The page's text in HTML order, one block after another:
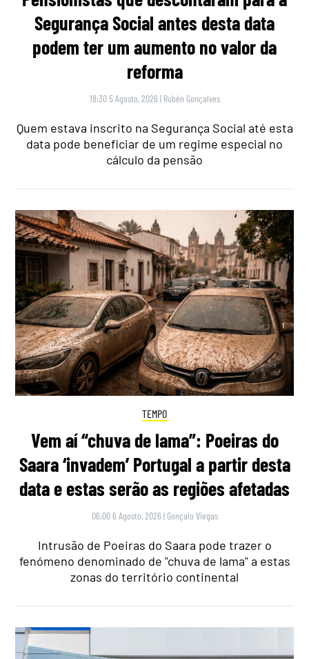
Segurança Social antes desta data
podem ter um aumento no valor da
reforma
18:30 5 Agosto, 2026 | Rubén Gonçalves
Quem estava inscrito na Segurança Social até esta
data pode beneficiar de um regime especial no
cálculo da pensão
TEMPO
Vem aí “chuva de lama”: Poeiras do
Saara ‘invadem’ Portugal a partir desta
data e estas serão as regiões afetadas
06:00 6 Agosto, 2026 | Gonçalo Viegas
Intrusão de Poeiras do Saara pode trazer o
fenómeno denominado de "chuva de lama" a estas
zonas do território continental